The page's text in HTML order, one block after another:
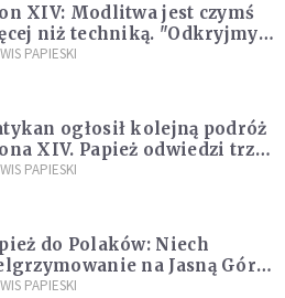
XIV: Modlitwa jest czymś
niż techniką. "Odkryjmy
nowo"
PAPIESKI
ogłosił kolejną podróż
XIV. Papież odwiedzi trzy
Ameryki Południowej
PAPIESKI
do Polaków: Niech
na Jasną Górę
wiarę i nadzieję
PAPIESKI